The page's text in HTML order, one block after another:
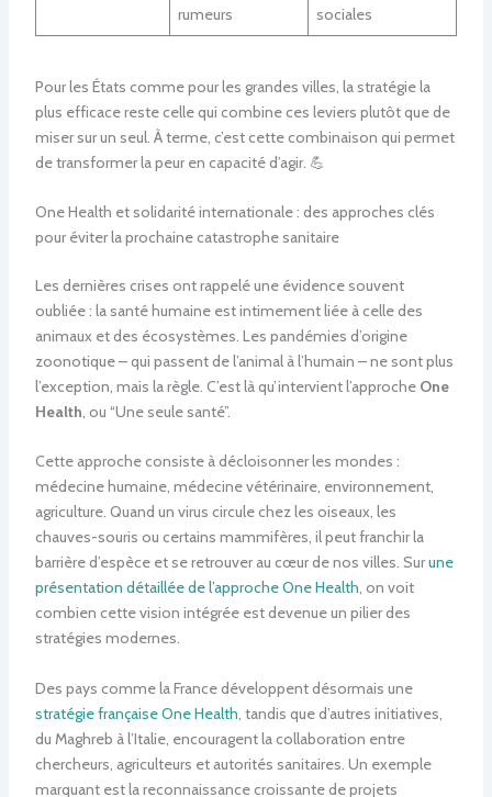
rumeurs
sociales
Pour les États comme pour les grandes villes, la stratégie la
plus efficace reste celle qui combine ces leviers plutôt que de
miser sur un seul. À terme, c’est cette combinaison qui permet
de transformer la peur en capacité d’agir. 💪
One Health et solidarité internationale : des approches clés
pour éviter la prochaine catastrophe sanitaire
Les dernières crises ont rappelé une évidence souvent
oubliée : la santé humaine est intimement liée à celle des
animaux et des écosystèmes. Les pandémies d’origine
zoonotique – qui passent de l’animal à l’humain – ne sont plus
l’exception, mais la règle. C’est là qu’intervient l’approche One
Health, ou “Une seule santé”.
Cette approche consiste à décloisonner les mondes :
médecine humaine, médecine vétérinaire, environnement,
agriculture. Quand un virus circule chez les oiseaux, les
chauves-souris ou certains mammifères, il peut franchir la
barrière d’espèce et se retrouver au cœur de nos villes. Surune
présentation détaillée de l’approche One Health, on voit
combien cette vision intégrée est devenue un pilier des
stratégies modernes.
Des pays comme la France développent désormais une
stratégie française One Health, tandis que d’autres initiatives,
du Maghreb à l’Italie, encouragent la collaboration entre
chercheurs, agriculteurs et autorités sanitaires. Un exemple
marquant est la reconnaissance croissante de projets